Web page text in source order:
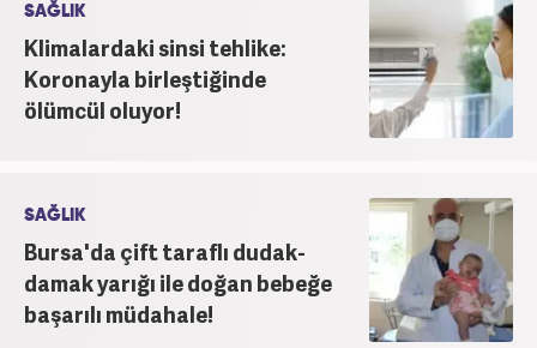
SAĞLIK
Klimalardaki sinsi tehlike:
Koronayla birleştiğinde
ölümcül oluyor!
SAĞLIK
Bursa'da çift taraflı dudak-
damak yarığı ile doğan bebeğe
başarılı müdahale!